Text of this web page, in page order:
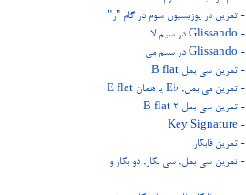
درس 143 - تمرین سی بمل, سی بکار, دو بکار و